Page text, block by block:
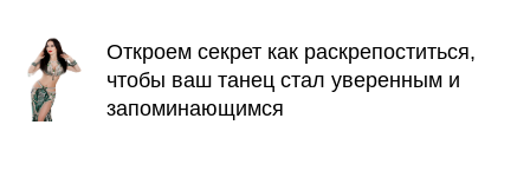
Откроем секрет как раскрепоститься,
чтобы ваш танец стал уверенным и
запоминающимся